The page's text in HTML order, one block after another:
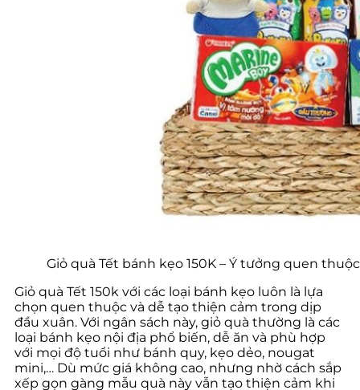
Giỏ quà Tết bánh kẹo 150K – Ý tưởng quen
Giỏ quà Tết 150k với các loại bánh kẹo luôn là lựa
chọn quen thuộc và dễ tạo thiện cảm trong dịp
đầu xuân. Với ngân sách này, giỏ quà thường là các
loại bánh kẹo nội địa phổ biến, dễ ăn và phù hợp
với mọi độ tuổi như bánh quy, kẹo dẻo, nougat
mini,… Dù mức giá không cao, nhưng nhờ cách sắp
xếp gọn gàng mẫu quà này vẫn tạo thiện cảm khi